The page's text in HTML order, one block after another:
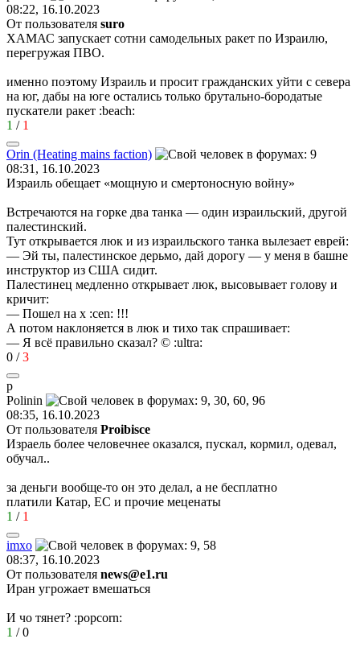
08:22, 16.10.2023
От пользователя surо
ХАМАС запускает сотни самодельных ракет по Израилю,
перегружая ПВО.
именно поэтому Израиль и просит гражданских уйти с севера
на юг, дабы на юге остались только брутально-бородатые
пускатели ракет :beach:
1 / 1
Orin (Heating mains faction)
08:31, 16.10.2023
Израиль обещает «мощную и смертоносную войну»
Встречаются на горке два танка — один израильский, другой
палестинский.
Тут открывается люк и из израильского танка вылезает еврей:
— Эй ты, палестинское дерьмо, дай дорогу — у меня в башне
инструктор из США сидит.
Палестинец медленно открывает люк, высовывает голову и
кричит:
— Пошел на х :cen: !!!
А потом наклоняется в люк и тихо так спрашивает:
— Я всё правильно сказал? © :ultra:
0 /3
p
Polinin
08:35, 16.10.2023
От пользователя Proibisce
Израель более человечнее оказался, пускал, кормил, одевал,
обучал..
за деньги вообще-то он это делал, а не бесплатно
платили Катар, ЕС и прочие меценаты
1 / 1
imxo
08:37, 16.10.2023
От пользователя news@e1.ru
Иран угрожает вмешаться
И чо тянет? :popcorn:
1 /0